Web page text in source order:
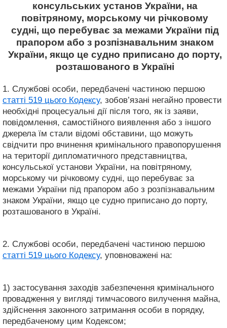
консульських установ України, на
повітряному, морському чи річковому
судні, що перебуває за межами України під
прапором або з розпізнавальним знаком
України, якщо це судно приписано до порту,
розташованого в Україні
1. Службові особи, передбачені частиною першою
статті 519 цього Кодексу, зобов’язані негайно провести
необхідні процесуальні дії після того, як із заяви,
повідомлення, самостійного виявлення або з іншого
джерела їм стали відомі обставини, що можуть
свідчити про вчинення кримінального правопорушення
на території дипломатичного представництва,
консульської установи України, на повітряному,
морському чи річковому судні, що перебуває за
межами України під прапором або з розпізнавальним
знаком України, якщо це судно приписано до порту,
розташованого в Україні.
2. Службові особи, передбачені частиною першою
статті 519 цього Кодексу, уповноважені на:
1) застосування заходів забезпечення кримінального
провадження у вигляді тимчасового вилучення майна,
здійснення законного затримання особи в порядку,
передбаченому цим Кодексом;